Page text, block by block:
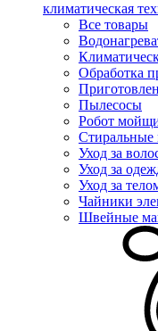
климатическая
Все товары
Обработка
Пылесосы
Робот
Уход за
Уход за
Уход за
Чайники
Швейные